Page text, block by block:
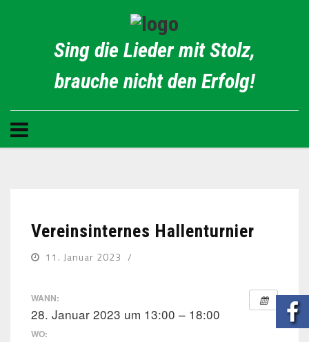
Sing die Lieder mit Stolz,
brauche nicht den Erfolg!
Vereinsinternes Hallenturnier
11. Januar 2023
WANN:
28. Januar 2023 um 13:00 – 18:00
WO: